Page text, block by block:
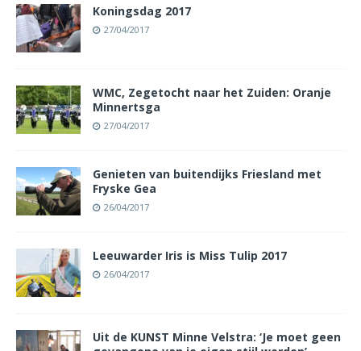
Koningsdag 2017
27/04/2017
WMC, Zegetocht naar het Zuiden: Oranje
Minnertsga
27/04/2017
Genieten van buitendijks Friesland met
Fryske Gea
26/04/2017
Leeuwarder Iris is Miss Tulip 2017
26/04/2017
Uit de KUNST Minne Velstra: ‘Je moet geen